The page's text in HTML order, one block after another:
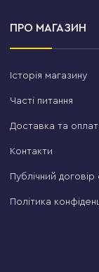
ПРО МАГАЗИН
Історія магазину
Часті питання
Доставка та
Контакти
Публічний
Політика